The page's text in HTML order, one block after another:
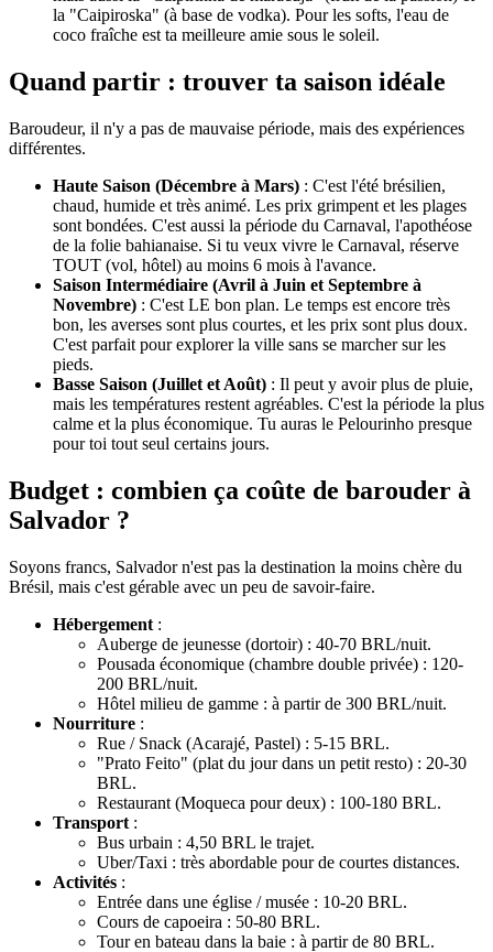
la "Caipiroska" (à base de vodka). Pour les softs, l'eau de
coco fraîche est ta meilleure amie sous le soleil.
Quand partir : trouver ta saison idéale
Baroudeur, il n'y a pas de mauvaise période, mais des expériences
différentes.
Haute Saison (Décembre à Mars) : C'est l'été brésilien,
chaud, humide et très animé. Les prix grimpent et les plages
sont bondées. C'est aussi la période du Carnaval, l'apothéose
de la folie bahianaise. Si tu veux vivre le Carnaval, réserve
TOUT (vol, hôtel) au moins 6 mois à l'avance.
Saison Intermédiaire (Avril à Juin et Septembre à
Novembre) : C'est LE bon plan. Le temps est encore très
bon, les averses sont plus courtes, et les prix sont plus doux.
C'est parfait pour explorer la ville sans se marcher sur les
pieds.
Basse Saison (Juillet et Août) : Il peut y avoir plus de pluie,
mais les températures restent agréables. C'est la période la plus
calme et la plus économique. Tu auras le Pelourinho presque
pour toi tout seul certains jours.
Budget : combien ça coûte de barouder à
Salvador ?
Soyons francs, Salvador n'est pas la destination la moins chère du
Brésil, mais c'est gérable avec un peu de savoir-faire.
Hébergement :
Auberge de jeunesse (dortoir) : 40-70 BRL/nuit.
Pousada économique (chambre double privée) : 120-
200 BRL/nuit.
Hôtel milieu de gamme : à partir de 300 BRL/nuit.
Nourriture :
Rue / Snack (Acarajé, Pastel) : 5-15 BRL.
"Prato Feito" (plat du jour dans un petit resto) : 20-30
BRL.
Restaurant (Moqueca pour deux) : 100-180 BRL.
Transport :
Bus urbain : 4,50 BRL le trajet.
Uber/Taxi : très abordable pour de courtes distances.
Activités :
Entrée dans une église / musée : 10-20 BRL.
Cours de capoeira : 50-80 BRL.
Tour en bateau dans la baie : à partir de 80 BRL.